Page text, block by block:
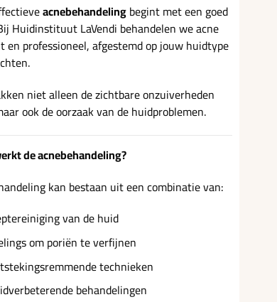
acnebehandelingbegint met een goed
Huidinstituut LaVendi behandelen we acne
en professioneel, afgestemd op jouw huidtype
niet alleen de zichtbare onzuiverheden
ook de oorzaak van de huidproblemen.
de acnebehandeling?
kan bestaan uit een combinatie van:
van de huid
om poriën te verfijnen
technieken
behandelingen